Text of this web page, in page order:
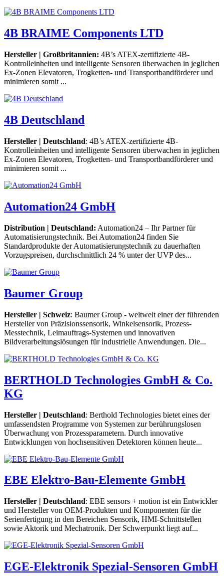
4B BRAIME Components LTD
Hersteller | Großbritannien: 4B’s ATEX-zertifizierte 4B-
Kontrolleinheiten und intelligente Sensoren überwachen in jeglichen
Ex-Zonen Elevatoren, Trogketten- und Transportbandförderer und
minimieren somit ...
4B Deutschland
Hersteller | Deutschland: 4B’s ATEX-zertifizierte 4B-
Kontrolleinheiten und intelligente Sensoren überwachen in jeglichen
Ex-Zonen Elevatoren, Trogketten- und Transportbandförderer und
minimieren somit ...
Automation24 GmbH
Distribution | Deutschland: Automation24 – Ihr Partner für
Automatisierungstechnik. Bei Automation24 finden Sie
Standardprodukte der Automatisierungstechnik zu dauerhaften
Vorzugspreisen, durchschnittlich 24 % unter der UVP des...
Baumer Group
Hersteller | Schweiz: Baumer Group - weltweit einer der führenden
Hersteller von Präzisionssensorik, Winkelsensorik, Prozess-
Messtechnik, Leimauftrags-Systemen und innovativen
Bildverarbeitungslösungen für industrielle Anwendungen. Die...
BERTHOLD Technologies GmbH & Co.
KG
Hersteller | Deutschland: Berthold Technologies bietet eines der
umfassendsten Programme von Systemen zur berührungslosen
Überwachung von Prozessparametern. Durch innovative
Entwicklungen von hochsensitiven Detektoren können heute...
EBE Elektro-Bau-Elemente GmbH
Hersteller | Deutschland: EBE sensors + motion ist ein Entwickler
und Hersteller von OEM-Produkten und Komponenten für die
Serienfertigung in den Bereichen Sensorik, HMI-Schnittstellen
sowie Aktorik und Mechatronik. Der Schwerpunkt liegt auf...
EGE-Elektronik Spezial-Sensoren GmbH